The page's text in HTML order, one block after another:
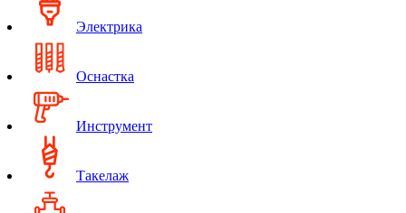
Электрика
Оснастка
Инструмент
Такелаж